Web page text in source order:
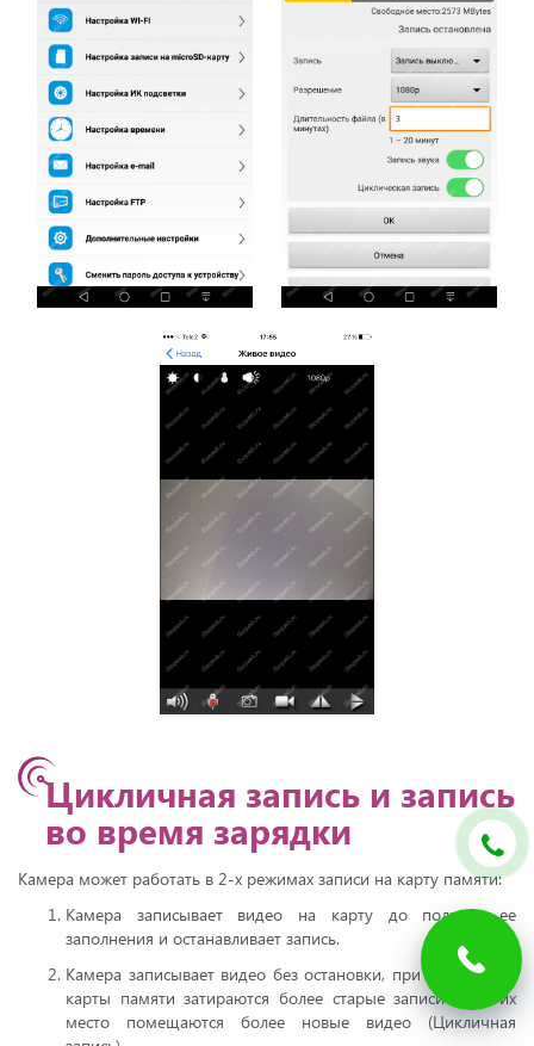
Цикличная запись и запись
во время зарядки
Камера может работать в 2-х режимах записи на карту памяти:
Камера записывает видео на карту до полного ее
заполнения и останавливает запись.
Камера записывает видео без остановки, при заполнении
карты памяти затираются более старые записи и на их
место помещаются более новые видео (Цикличная